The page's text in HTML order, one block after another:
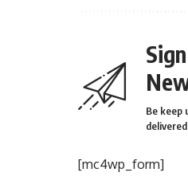
Be keep
[mc4wp_form]